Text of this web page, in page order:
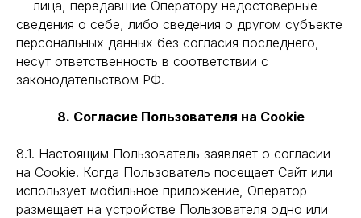
— лица, передавшие Оператору недостоверные
сведения о себе, либо сведения о другом субъекте
персональных данных без согласия последнего,
несут ответственность в соответствии с
законодательством РФ.
8. Согласие Пользователя на Cookie
8.1. Настоящим Пользователь заявляет о согласии
на Cookie. Когда Пользователь посещает Сайт или
использует мобильное приложение, Оператор
размещает на устройстве Пользователя одно или